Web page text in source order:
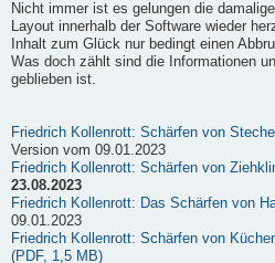
Nicht immer ist es gelungen die
Layout innerhalb der Software wieder
Inhalt zum Glück nur bedingt einen
Was doch zählt sind die Informationen
geblieben ist.
Friedrich Kollenrott: Schärfen von
Version vom 09.01.2023
Friedrich Kollenrott: Schärfen von
23.08.2023
Friedrich Kollenrott: Das Schärfen von
09.01.2023
Friedrich Kollenrott: Schärfen von
(PDF, 1,5 MB)